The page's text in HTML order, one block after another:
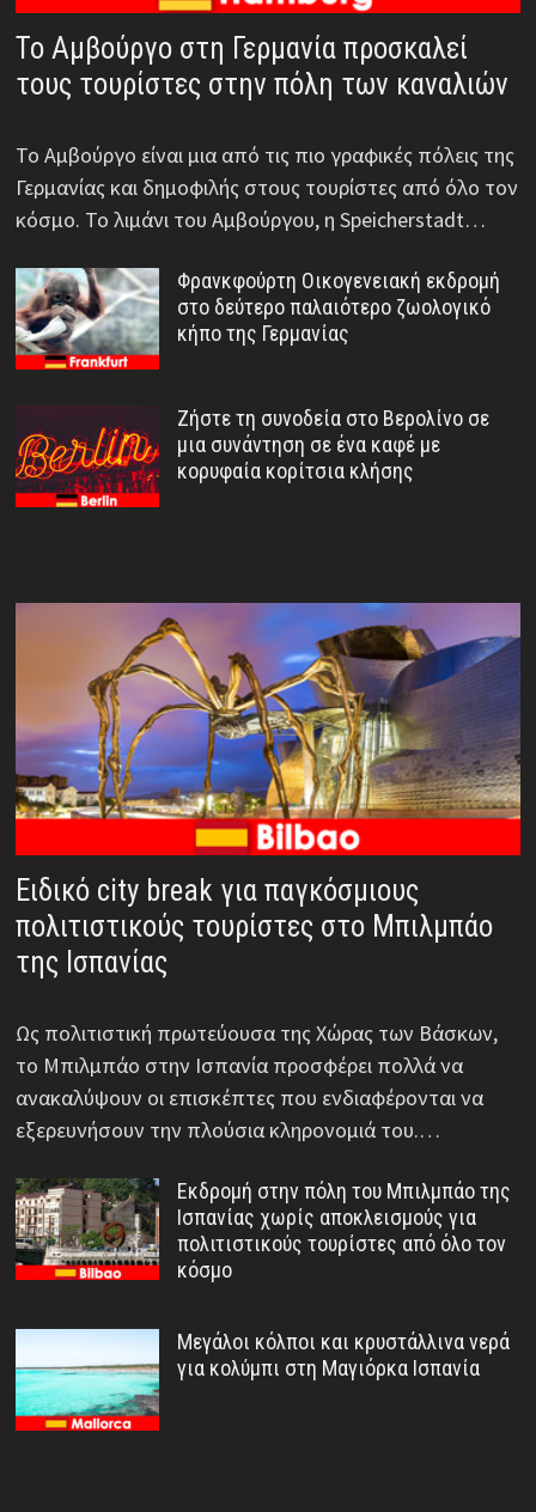
Το Αμβούργο στη Γερμανία προσκαλεί
τους τουρίστες στην πόλη των καναλιών
Το Αμβούργο είναι μια από τις πιο γραφικές πόλεις της
Γερμανίας και δημοφιλής στους τουρίστες από όλο τον
κόσμο. Το λιμάνι του Αμβούργου, η Speicherstadt…
Φρανκφούρτη Οικογενειακή εκδρομή
στο δεύτερο παλαιότερο ζωολογικό
κήπο της Γερμανίας
Ζήστε τη συνοδεία στο Βερολίνο σε
μια συνάντηση σε ένα καφέ με
κορυφαία κορίτσια κλήσης
Ειδικό city break για παγκόσμιους
πολιτιστικούς τουρίστες στο Μπιλμπάο
της Ισπανίας
Ως πολιτιστική πρωτεύουσα της Χώρας των Βάσκων,
το Μπιλμπάο στην Ισπανία προσφέρει πολλά να
ανακαλύψουν οι επισκέπτες που ενδιαφέρονται να
εξερευνήσουν την πλούσια κληρονομιά του.…
Εκδρομή στην πόλη του Μπιλμπάο της
Ισπανίας χωρίς αποκλεισμούς για
πολιτιστικούς τουρίστες από όλο τον
κόσμο
Μεγάλοι κόλποι και κρυστάλλινα νερά
για κολύμπι στη Μαγιόρκα Ισπανία